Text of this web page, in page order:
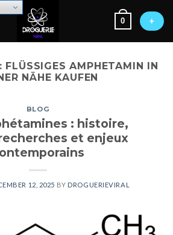
0 +
FLÜSSIGES AMPHETAMIN IN
NÄHE KAUFEN
BLOG
: histoire,
et enjeux
12, 2025 BY DROGUERIEVIRAL